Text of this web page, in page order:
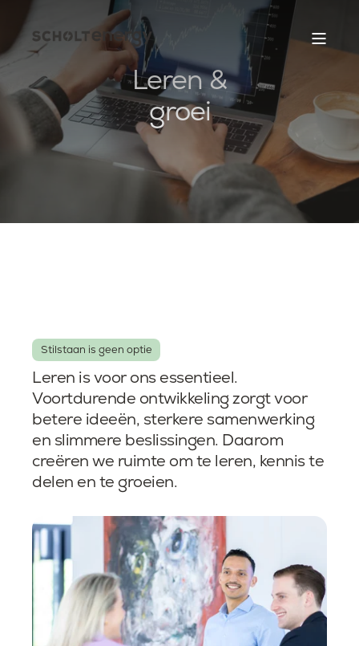
Leren &
groei
Stilstaan is geen optie
Leren is voor ons essentieel.
Voortdurende ontwikkeling zorgt voor
betere ideeën, sterkere samenwerking
en slimmere beslissingen. Daarom
creëren we ruimte om te leren, kennis te
delen en te groeien.